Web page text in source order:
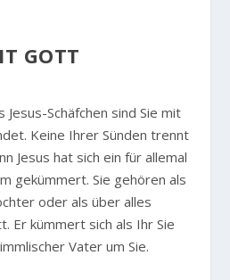
GOTT
Jesus-Schäfchen sind Sie mit
Keine Ihrer Sünden trennt
Jesus hat sich ein für allemal
gekümmert. Sie gehören als
oder als über alles
Er kümmert sich als Ihr Sie
Vater um Sie.